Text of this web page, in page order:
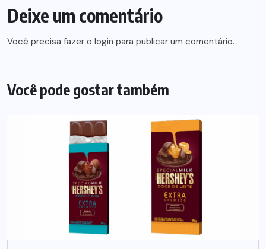
Deixe um comentário
Você precisa fazer o login para publicar um comentário.
Você pode gostar também